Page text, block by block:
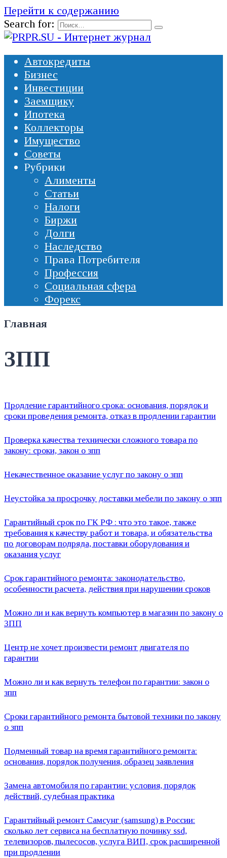
Перейти к содержанию
Search for:
Автокредиты
Бизнес
Инвестиции
Заемщику
Ипотека
Коллекторы
Имущество
Советы
Рубрики
Алименты
Статьи
Налоги
Биржи
Долги
Наследство
Права Потребителя
Профессия
Социальная сфера
Форекс
Главная
ЗПП
Продление гарантийного срока: основания, порядок и
сроки проведения ремонта, отказ в продлении гарантии
Проверка качества технически сложного товара по
закону: сроки, закон о зпп
Некачественное оказание услуг по закону о зпп
Неустойка за просрочку доставки мебели по закону о зпп
Гарантийный срок по ГК РФ : что это такое, также
требования к качеству работ и товара, и обязательства
по договорам подряда, поставки оборудования и
оказания услуг
Срок гарантийного ремонта: законодательство,
особенности расчета, действия при нарушении сроков
Можно ли и как вернуть компьютер в магазин по закону о
ЗПП
Центр не хочет произвести ремонт двигателя по
гарантии
Можно ли и как вернуть телефон по гарантии: закон о
зпп
Сроки гарантийного ремонта бытовой техники по закону
о зпп
Подменный товар на время гарантийного ремонта:
основания, порядок получения, образец заявления
Замена автомобиля по гарантии: условия, порядок
действий, судебная практика
Гарантийный ремонт Самсунг (samsung) в России:
сколько лет сервиса на бесплатную починку ssd,
телевизоров, пылесосов, услуга ВИП, срок расширенной
при продлении